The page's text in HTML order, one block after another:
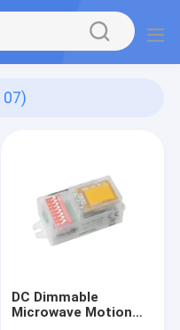
DC Dimmable
Microwave Motion